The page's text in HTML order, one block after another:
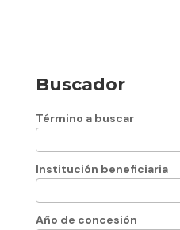
Buscador
Término a buscar
Institución beneficiaria
Año de concesión